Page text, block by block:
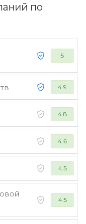
по
5
4.9
4.8
4.6
4.5
4.5